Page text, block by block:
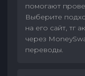
помогают
Выберите
на его сайт, тг
через
переводы.